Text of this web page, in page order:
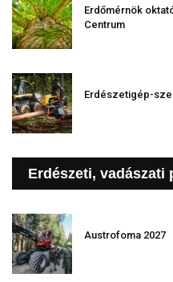
Erdőmérnök
Centrum
Erdészetigép-
Erdészeti, vadászati
Austrofoma 2027